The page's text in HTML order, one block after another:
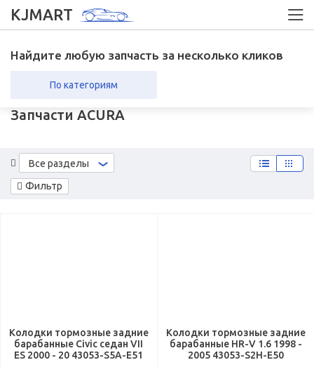
KJMART
Найдите любую запчасть за несколько кликов
По категориям
Запчасти ACURA
Фильтр
Все разделы
Колодки тормозные задние
барабанные Civic седан VII
ES 2000 - 20 43053-S5A-E51
Колодки тормозные задние
барабанные HR-V 1.6 1998 -
2005 43053-S2H-E50